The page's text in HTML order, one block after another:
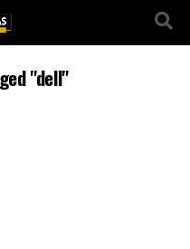
"dell"